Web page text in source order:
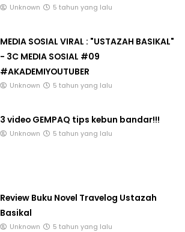
Unknown 5 tahun yang lalu
MEDIA SOSIAL VIRAL : "USTAZAH BASIKAL"
- 3C MEDIA SOSIAL #09
#AKADEMIYOUTUBER
Unknown 5 tahun yang lalu
3 video GEMPAQ tips kebun bandar!!!
Unknown 5 tahun yang lalu
Review Buku Novel Travelog Ustazah
Basikal
Unknown 5 tahun yang lalu